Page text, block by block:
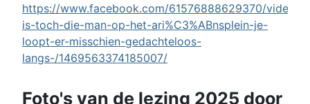
https://www.facebook.com/61576888629370/videos/
is-toch-die-man-op-het-ari%C3%ABnsplein-je-
loopt-er-misschien-gedachteloos-
langs-/1469563374185007/
Foto's van de lezing 2025 door